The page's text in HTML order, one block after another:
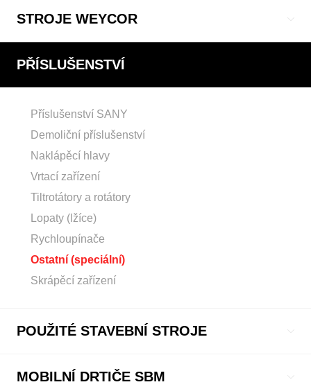
STROJE WEYCOR
PŘÍSLUŠENSTVÍ
Příslušenství SANY
Demoliční příslušenství
Naklápěcí hlavy
Vrtací zařízení
Tiltrotátory a rotátory
Lopaty (lžíce)
Rychloupínače
Ostatní (speciální)
Skrápěcí zařízení
POUŽITÉ STAVEBNÍ STROJE
MOBILNÍ DRTIČE SBM